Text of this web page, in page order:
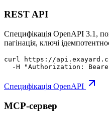
REST API
Специфікація OpenAPI 3.1,
пагінація, ключі
curl https://
-H "Authorization:
Специфікація OpenAPI
MCP-сервер